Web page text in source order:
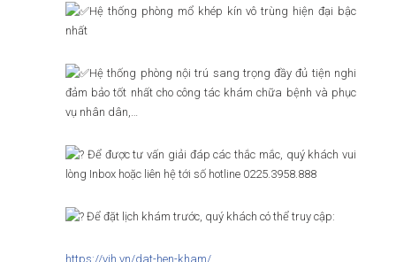
Hệ thống phòng mổ khép kín vô trùng hiện đại bậc
nhất
Hệ thống phòng nội trú sang trọng đầy đủ tiện nghi
đảm bảo tốt nhất cho công tác khám chữa bệnh và phục
vụ nhân dân,…
Để được tư vấn giải đáp các thắc mắc, quý khách vui
lòng Inbox hoặc liên hệ tới số hotline 0225.3958.888
Để đặt lịch khám trước, quý khách có thể truy cập:
https://vih.vn/dat-hen-kham/